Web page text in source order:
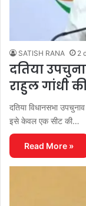
SATISH RANA 2
दतिया
राहुल गांधी
दतिया विधानसभा
इसे केवल एक सीट की…
Read More »